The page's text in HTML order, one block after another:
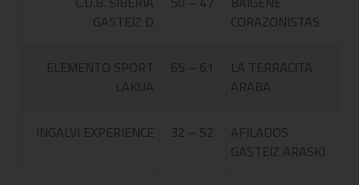
GASTEIZ D
CORAZONISTAS
ELEMENTO SPORT
LAKUA
65 – 61
LA TERRACITA
ARABA
INGALVI EXPERIENCE 32 – 52
AFILADOS
GASTEIZ ARASKI